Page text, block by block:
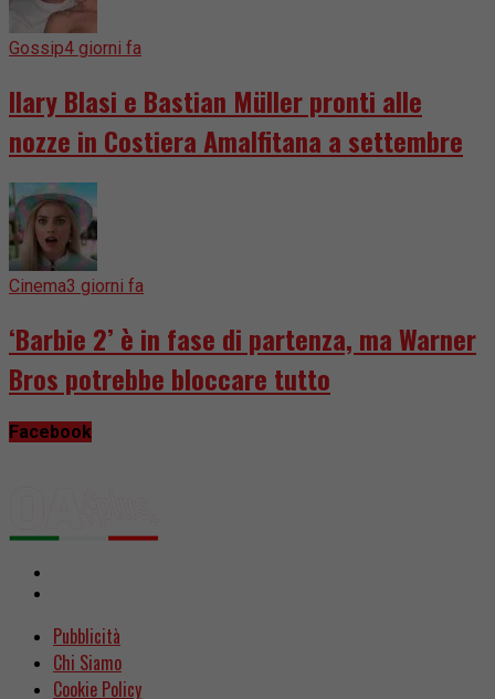
Gossip4 giorni fa
Ilary Blasi e Bastian Müller pronti alle
nozze in Costiera Amalfitana a settembre
Cinema3 giorni fa
‘Barbie 2’ è in fase di partenza, ma Warner
Bros potrebbe bloccare tutto
Facebook
Pubblicità
Chi Siamo
Cookie Policy